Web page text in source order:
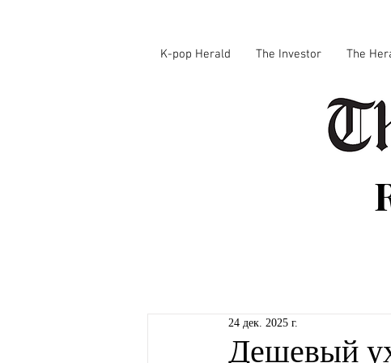
K-pop Herald The Investor The
Дешевый
24 дек. 2025 г.